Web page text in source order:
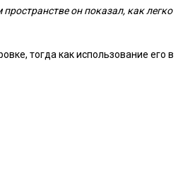
он показал, как легко
тогда как использование его в